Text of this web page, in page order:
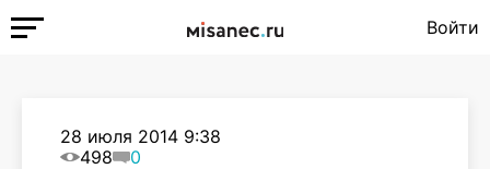
Войти
28 июля 2014 9:38
498
0